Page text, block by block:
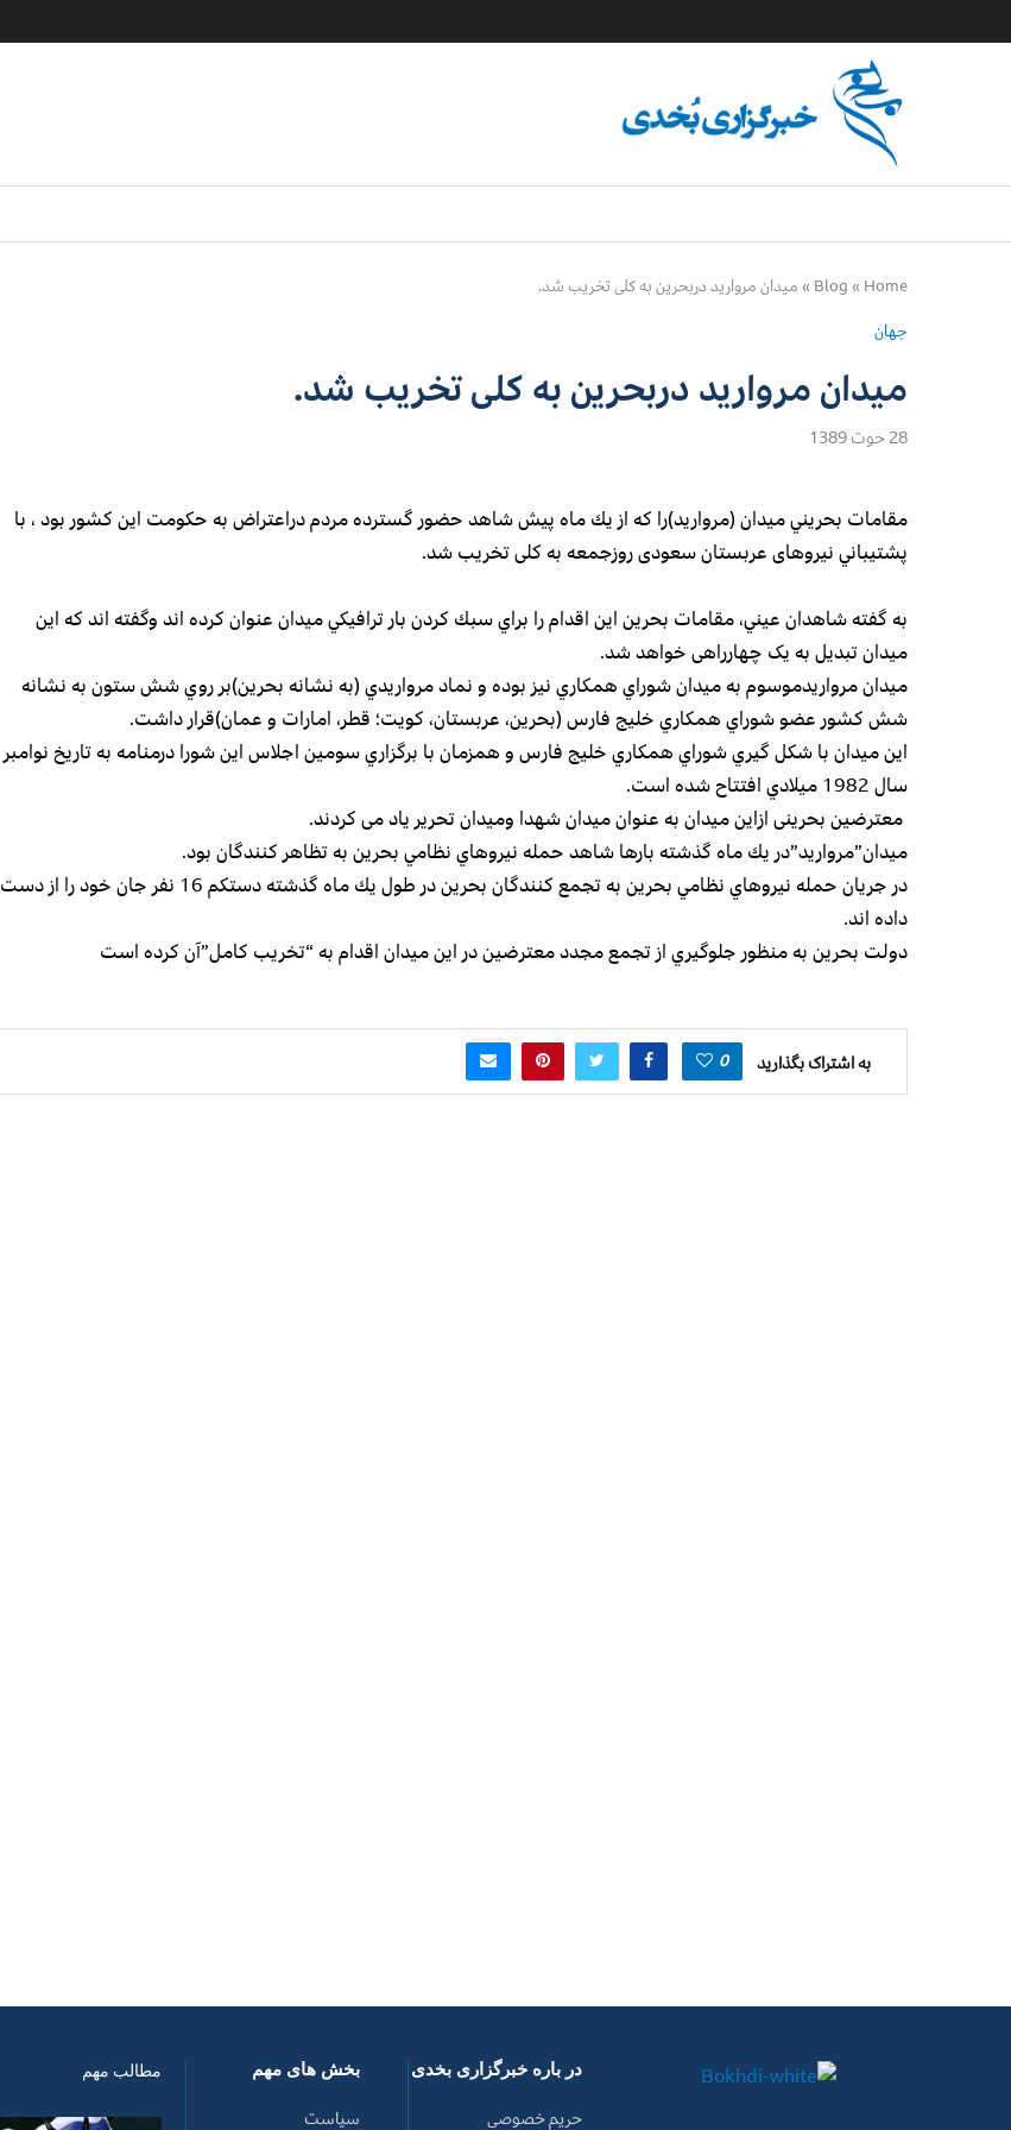
Home
»
Blog
» میدان مروارید دربحرین به کلی تخریب شد.
جهان
میدان مروارید دربحرین به کلی تخریب شد.
28 حوت 1389
مقامات بحريني ميدان (مرواريد)را كه از يك ماه پيش شاهد حضور گسترده مردم دراعتراض به حکومت این کشور بود ، با
پشتيباني نیروهای عربستان سعودی روزجمعه به کلی تخریب شد.
به گفته شاهدان عيني، مقامات بحرين اين اقدام را براي سبك كردن بار ترافيكي ميدان عنوان كرده اند وگفته اند که این
میدان تبدیل به یک چهارراهی خواهد شد.
میدان مرواریدموسوم به ميدان شوراي همكاري نيز بوده و نماد مرواريدي (به نشانه بحرين)بر روي شش ستون به نشانه
شش كشور عضو شوراي همكاري خليج فارس (بحرين، عربستان، كويت؛ قطر، امارات و عمان)قرار داشت.
اين ميدان با شكل گيري شوراي همكاري خليج فارس و همزمان با برگزاري سومين اجلاس این شورا درمنامه به تاریخ نوامبر
سال 1982 ميلادي افتتاح شده است.
معترضين بحرینی ازاین میدان به عنوان میدان شهدا ومیدان تحریر یاد می کردند.
ميدان”مروارید”در يك ماه گذشته بارها شاهد حمله نيروهاي نظامي بحرين به تظاهر كنندگان بود.
در جريان حمله نيروهاي نظامي بحرين به تجمع كنندگان بحرين در طول يك ماه گذشته دستكم 16 نفر جان خود را از دست
داده اند.
دولت بحرين به منظور جلوگيري از تجمع مجدد معترضين در اين ميدان اقدام به “تخریب کامل”آن كرده است
به اشتراک بگذارید 0
در باره خبرگزاری بخدی
حریم خصوصی
بخش های مهم
سیاست
مطالب مهم